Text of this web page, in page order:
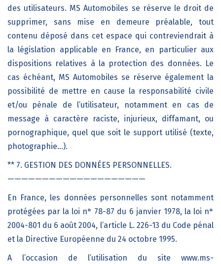
des utilisateurs. MS Automobiles se réserve le droit de
supprimer, sans mise en demeure préalable, tout
contenu déposé dans cet espace qui contreviendrait à
la législation applicable en France, en particulier aux
dispositions relatives à la protection des données. Le
cas échéant, MS Automobiles se réserve également la
possibilité de mettre en cause la responsabilité civile
et/ou pénale de l’utilisateur, notamment en cas de
message à caractère raciste, injurieux, diffamant, ou
pornographique, quel que soit le support utilisé (texte,
photographie…).
** 7. GESTION DES DONNÉES PERSONNELLES.
————————————————————
En France, les données personnelles sont notamment
protégées par la loi n° 78-87 du 6 janvier 1978, la loi n°
2004-801 du 6 août 2004, l’article L. 226-13 du Code pénal
et la Directive Européenne du 24 octobre 1995.
A l’occasion de l’utilisation du site www.ms-